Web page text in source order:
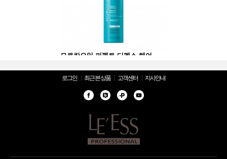
로그인 최근 본 상품 고객센터 지사안내